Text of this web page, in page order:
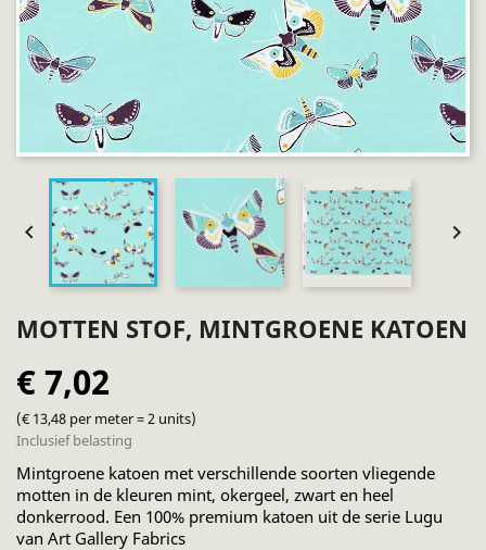
 
MOTTEN STOF, MINTGROENE KATOEN
€ 7,02
(€ 13,48 per meter = 2 units)
Inclusief belasting
Mintgroene katoen met verschillende soorten vliegende
motten in de kleuren mint, okergeel, zwart en heel
donkerrood. Een 100% premium katoen uit de serie Lugu
van Art Gallery Fabrics